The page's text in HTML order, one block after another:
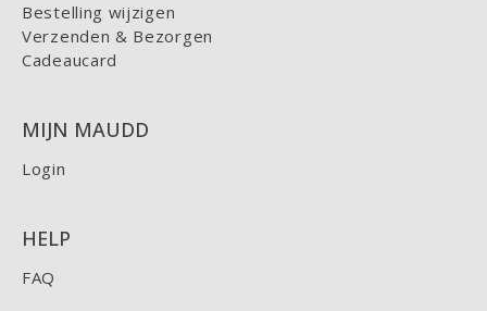
Bestelling wijzigen
Verzenden & Bezorgen
Cadeaucard
MIJN MAUDD
Login
HELP
FAQ